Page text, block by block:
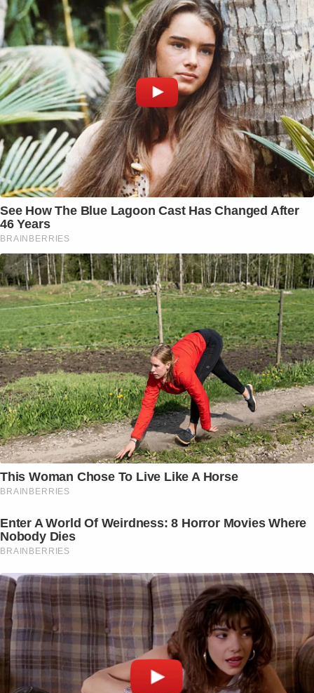
See How The Blue Lagoon Cast Has Changed After
46 Years
BRAINBERRIES
This Woman Chose To Live Like A Horse
BRAINBERRIES
Enter A World Of Weirdness: 8 Horror Movies Where
Nobody Dies
BRAINBERRIES